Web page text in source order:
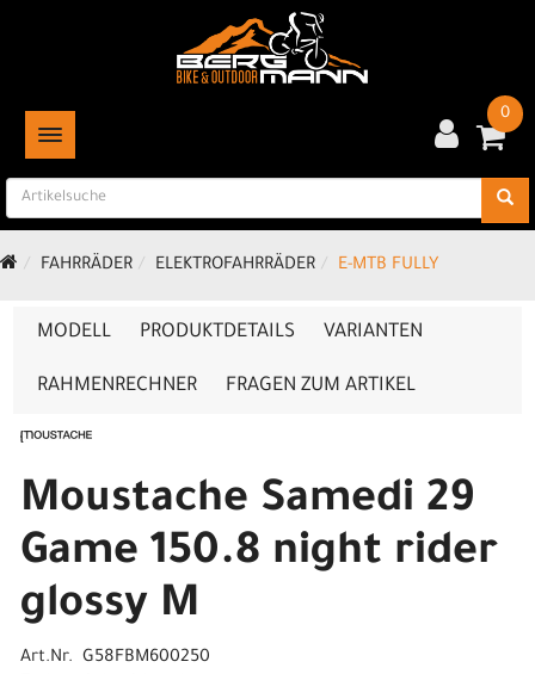
TOGGLE NAVIGATION
0
FAHRRÄDER ELEKTROFAHRRÄDER E-MTB FULLY
MODELL PRODUKTDETAILS VARIANTEN
RAHMENRECHNER FRAGEN ZUM ARTIKEL
Moustache Samedi 29
Game 150.8 night rider
glossy M
Art.Nr. G58FBM600250